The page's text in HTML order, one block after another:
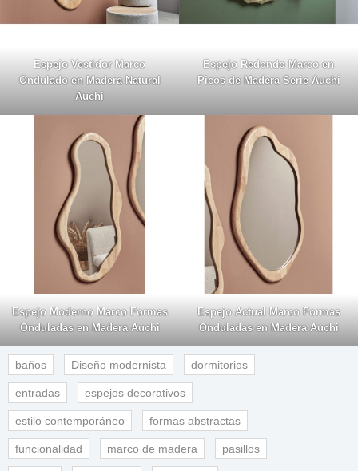
Espejo Vestidor Marco
Ondulado en Madera Natural
Auchi
Espejo Redondo Marco en
Picos de Madera Serie Auchi
Espejo Moderno Marco Formas
Onduladas en Madera Auchi
Espejo Actual Marco Formas
Onduladas en Madera Auchi
baños Diseño modernista dormitorios
entradas espejos decorativos
estilo contemporáneo formas abstractas
funcionalidad marco de madera pasillos